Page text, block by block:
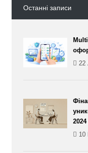
Останні записи
22
10